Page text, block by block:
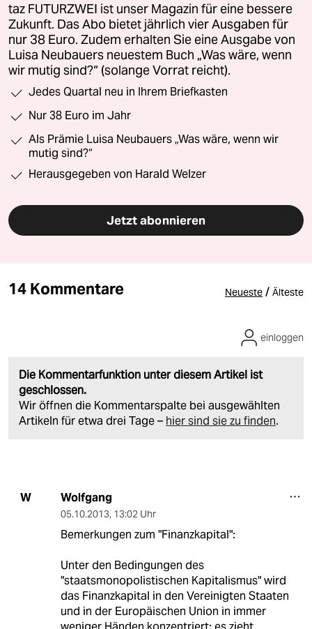
taz FUTURZWEI ist unser Magazin für eine bessere
Zukunft. Das Abo bietet jährlich vier Ausgaben für
nur 38 Euro. Zudem erhalten Sie eine Ausgabe von
Luisa Neubauers neuestem Buch „Was wäre, wenn
wir mutig sind?“ (solange Vorrat reicht).
Jedes Quartal neu in Ihrem Briefkasten
Nur 38 Euro im Jahr
Als Prämie Luisa Neubauers „Was wäre, wenn wir
mutig sind?“
Herausgegeben von Harald Welzer
Jetzt abonnieren
14 Kommentare Neueste / Älteste
Die Kommentarfunktion unter diesem Artikel ist
geschlossen.
Wir öffnen die Kommentarspalte bei ausgewählten
Artikeln für etwa drei Tage – hier sind sie zu finden.
einloggen
W Wolfgang
05.10.2013, 13:02 Uhr
Bemerkungen zum "Finanzkapital":
Unter den Bedingungen des
"staatsmonopolistischen Kapitalismus" wird
das Finanzkapital in den Vereinigten Staaten
und in der Europäischen Union in immer